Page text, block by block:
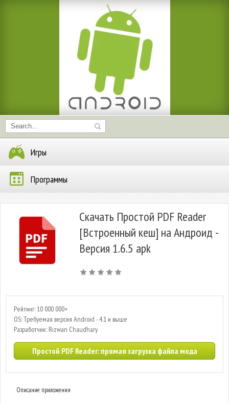
Игры
Программы
Скачать Простой PDF Reader
[Встроенный кеш] на Андроид -
Версия 1.6.5 apk
Рейтинг: 10 000 000+
OS: Требуемая версия Android - 4.1 и выше
Разработчик: Rizwan Chaudhary
Простой PDF Reader: прямая загрузка файла мода
Описание приложения